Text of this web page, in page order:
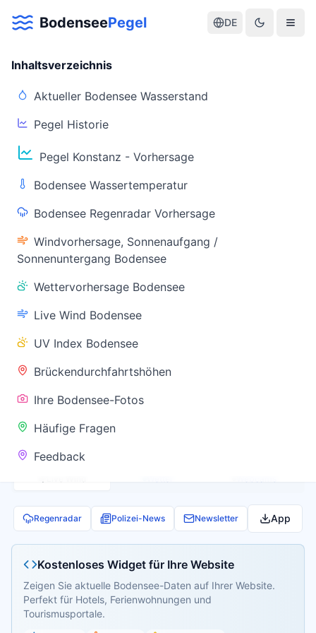
BodenseePegel DE
Inhaltsverzeichnis
Aktueller Bodensee Wasserstand
Pegel Historie
Pegel Konstanz - Vorhersage
Bodensee Wassertemperatur
Bodensee Regenradar Vorhersage
Windvorhersage, Sonnenaufgang /
Sonnenuntergang Bodensee
Wettervorhersage Bodensee
Live Wind Bodensee
UV Index Bodensee
Brückendurchfahrtshöhen
Ihre Bodensee-Fotos
Häufige Fragen
Feedback
Aktuelle Warnlage Bodensee
Aktueller Bodensee Pegel & Wasserstand
Live-Daten
(Konstanz)
Wassertemperatur
(Friedrichshafen)
Warnstatus
✅ Keine
Warnung
Regenradar Polizei-News Newsletter App
Kostenloses Widget für Ihre Website
Zeigen Sie aktuelle Bodensee-Daten auf Ihrer Website.
Perfekt für Hotels, Ferienwohnungen und
Tourismusportale.